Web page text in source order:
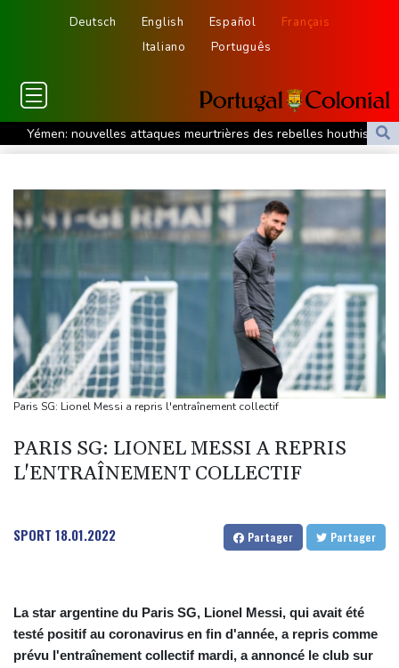
Deutsch English Español
Français
Italiano
Português
Yémen: nouvelles attaques meurtrières des rebelles houthis
dans une région pétrolifère
La Bourse de Paris termine en hausse et poursuit sa course aux
records
Tour de France: Niewiadoma s'impose au sommet du Ventoux et
endosse le maillot jaune
Canicules et sécheresse : un été de pertes et de désespoir pour
l'agriculture
Culottes menstruelles : les règles du remboursement précisées
En Thaïlande, "choc" et "incrédulité" dans un lycée après une
fusillade mortelle
Dans les ruines de Gaza, la laborieuse renaissance de
l'apiculture sur les toits
après le mégafeu
Paris SG: Lionel Messi a repris l'entraînement collectif
PARIS SG: LIONEL MESSI A REPRIS
L'ENTRAÎNEMENT COLLECTIF
SPORT 18.01.2022 Partager Partager
La star argentine du Paris SG, Lionel Messi, qui avait été
testé positif au coronavirus en fin d'année, a repris comme
prévu l'entraînement collectif mardi, a annoncé le club sur